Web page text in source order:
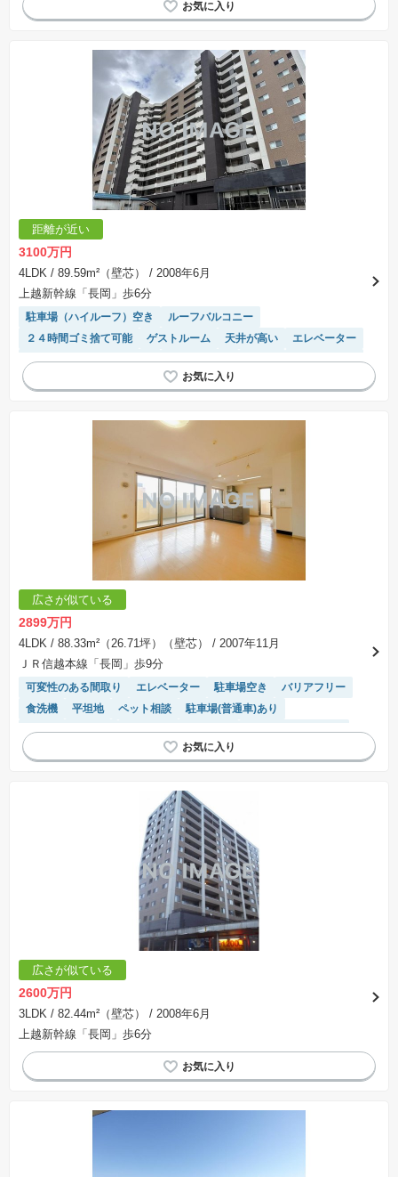
距離が近い
3100万円
4LDK / 89.59m²（壁芯）
/ 2008年6月
上越新幹線「長岡」歩6分
駐車場（ハイルーフ）空き
ルーフバルコニー
２４時間ゴミ捨て可能
ゲストルーム 天井が高い
エレベーター
モニター付きインターホン
バリアフリー 平坦地
対面キッチン
ペット相談
システムキッチン
広さが似ている
2899万円
4LDK / 88.33m²（26.71坪）（壁芯）
/ 2007年11月
ＪＲ信越本線「長岡」歩9分
可変性のある間取り エレベーター 駐車場空き
バリアフリー
食洗機
平坦地 ペット相談
駐車場(普通車)あり
システムキッチン
駐輪場・バイク置き場
リフォーム済み物件
温水洗浄便座
宅配ボックス
広さが似ている
2600万円
3LDK / 82.44m²（壁芯）
/ 2008年6月
上越新幹線「長岡」歩6分